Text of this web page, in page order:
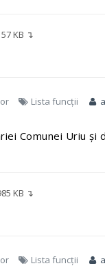
KB ↴
Lista funcții
Comunei Uriu și
KB ↴
Lista funcții